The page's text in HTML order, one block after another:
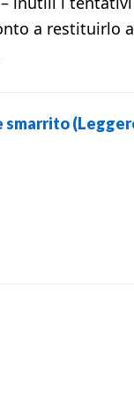
a restituirlo
smarrito